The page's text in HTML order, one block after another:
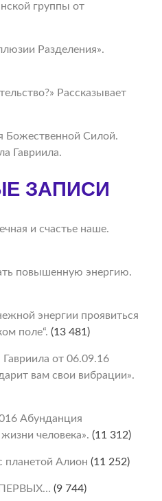
группы от
Разделения».
Рассказывает
Божественной Силой.
Гавриила.
ЗАПИСИ
и счастье наше.
повышенную энергию.
энергии проявиться
поле“. (13 481)
от 06.09.16
вам свои вибрации».
Абунданция
человека». (11 312)
планетой Алион (11 252)
ПЕРВЫХ… (9 744)